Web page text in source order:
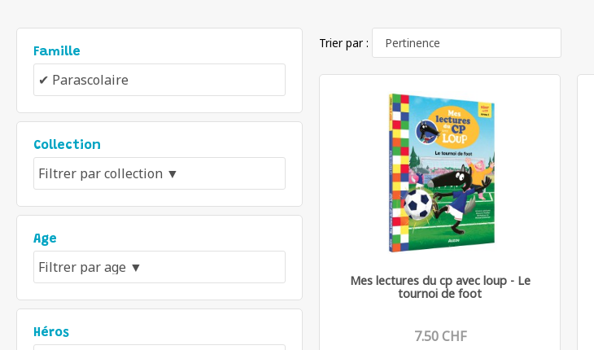
Famille
Collection
Age
Héros
Trier par :
Mes lectures du cp avec loup - Le
tournoi de foot
7.50 CHF